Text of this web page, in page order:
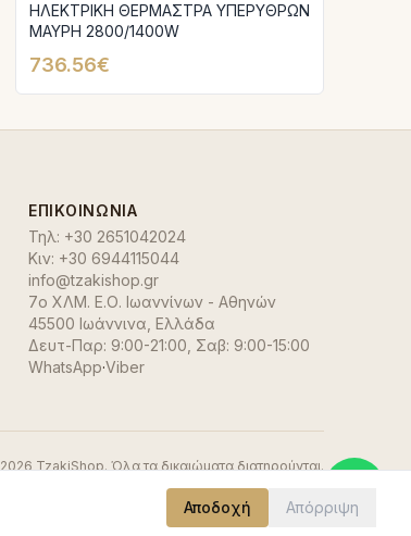
ΗΛΕΚΤΡΙΚΗ ΘΕΡΜΑΣΤΡΑ ΥΠΕΡΥΘΡΩΝ
ΜΑΥΡΗ 2800/1400W
736.56€
ΕΠΙΚΟΙΝΩΝΊΑ
Τηλ: +30 2651042024
Κιν: +30 6944115044
info@tzakishop.gr
7ο ΧΛΜ. Ε.Ο. Ιωαννίνων - Αθηνών
45500 Ιωάννινα Ελλάδα
Δευτ-Παρ: 9:00-21:00, Σαβ: 9:00-15:00
WhatsApp·Viber
2026 TzakiShop. Όλα τα δικαιώματα διατηρούνται.
Αποδοχή Απόρριψη